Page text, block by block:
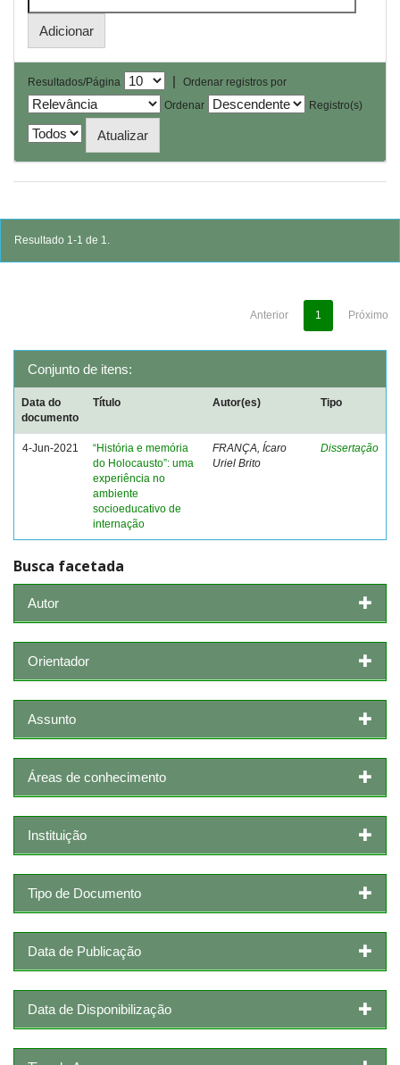
Resultados/Página |
Ordenar registros por
Ordenar
Registro(s)
Resultado 1-1 de 1.
Anterior 1 Próximo
Conjunto de itens:
Data do
documento
Título Autor(es) Tipo
4-Jun-2021
“História e memória
do Holocausto”: uma
experiência no
ambiente
socioeducativo de
internação
FRANÇA, Ícaro
Uriel Brito
Dissertação
Busca facetada
Autor
Orientador
Assunto
Áreas de conhecimento
Instituição
Tipo de Documento
Data de Publicação
Data de Disponibilização